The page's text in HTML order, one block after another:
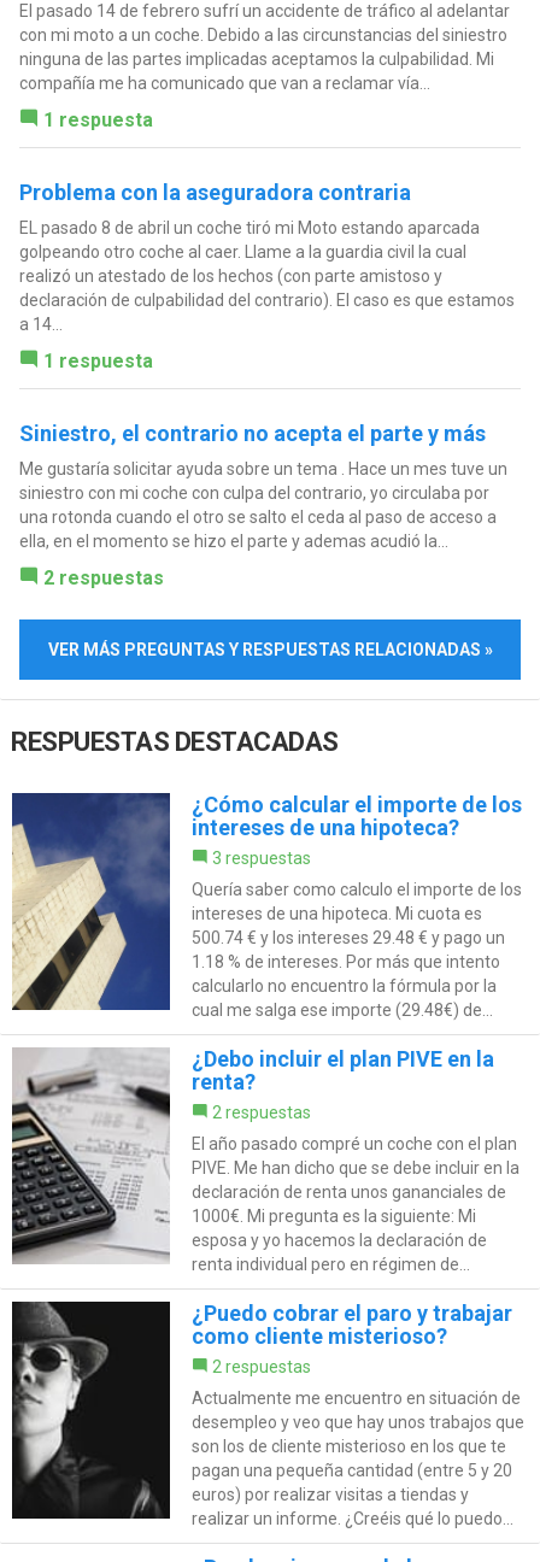
El pasado 14 de febrero sufrí un accidente de tráfico al adelantar
con mi moto a un coche. Debido a las circunstancias del siniestro
ninguna de las partes implicadas aceptamos la culpabilidad. Mi
compañía me ha comunicado que van a reclamar vía...
1 respuesta
Problema con la aseguradora contraria
EL pasado 8 de abril un coche tiró mi Moto estando aparcada
golpeando otro coche al caer. Llame a la guardia civil la cual
realizó un atestado de los hechos (con parte amistoso y
declaración de culpabilidad del contrario). El caso es que estamos
a 14...
1 respuesta
Siniestro, el contrario no acepta el parte y más
Me gustaría solicitar ayuda sobre un tema . Hace un mes tuve un
siniestro con mi coche con culpa del contrario, yo circulaba por
una rotonda cuando el otro se salto el ceda al paso de acceso a
ella, en el momento se hizo el parte y ademas acudió la...
2 respuestas
VER MÁS PREGUNTAS Y RESPUESTAS RELACIONADAS »
RESPUESTAS DESTACADAS
¿Cómo calcular el importe de los
intereses de una hipoteca?
3 respuestas
Quería saber como calculo el importe de los
intereses de una hipoteca. Mi cuota es
500.74 € y los intereses 29.48 € y pago un
1.18 % de intereses. Por más que intento
calcularlo no encuentro la fórmula por la
cual me salga ese importe (29.48€) de...
¿Debo incluir el plan PIVE en la
renta?
2 respuestas
El año pasado compré un coche con el plan
PIVE. Me han dicho que se debe incluir en la
declaración de renta unos gananciales de
1000€. Mi pregunta es la siguiente: Mi
esposa y yo hacemos la declaración de
renta individual pero en régimen de...
¿Puedo cobrar el paro y trabajar
como cliente misterioso?
2 respuestas
Actualmente me encuentro en situación de
desempleo y veo que hay unos trabajos que
son los de cliente misterioso en los que te
pagan una pequeña cantidad (entre 5 y 20
euros) por realizar visitas a tiendas y
realizar un informe. ¿Creéis qué lo puedo...